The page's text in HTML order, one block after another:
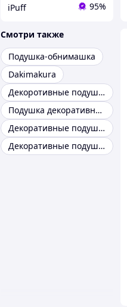
iPuff 95%
Смотри также
Подушка-обнимашка
Dakimakura
Декоротивные подушки
Подушка декоративная 45х45
Декоративные подушки с фото
Декоративные подушки микс